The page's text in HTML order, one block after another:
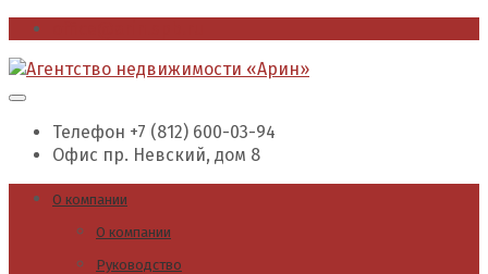
Телефон +7 (812) 600-03-94
Офис пр. Невский, дом 8
О компании
О компании
Руководство